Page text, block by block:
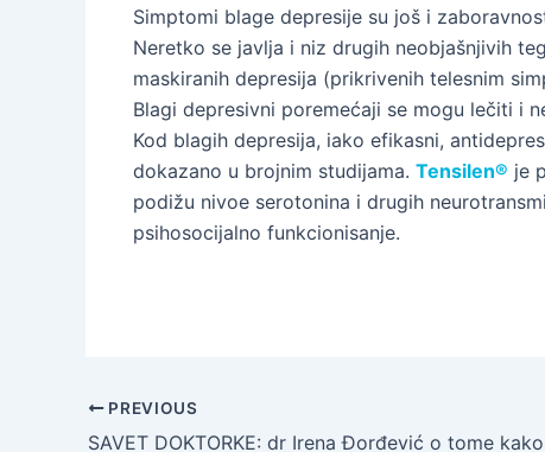
Simptomi blage depresije su još i
Neretko se javlja i niz drugih neobjašnjivih
maskiranih depresija (prikrivenih telesnim
Blagi depresivni poremećaji se mogu lečiti i
Kod blagih depresija, iako efikasni,
dokazano u brojnim studijama. Tensilen® je
podižu nivoe serotonina i drugih
psihosocijalno funkcionisanje.
PREVIOUS